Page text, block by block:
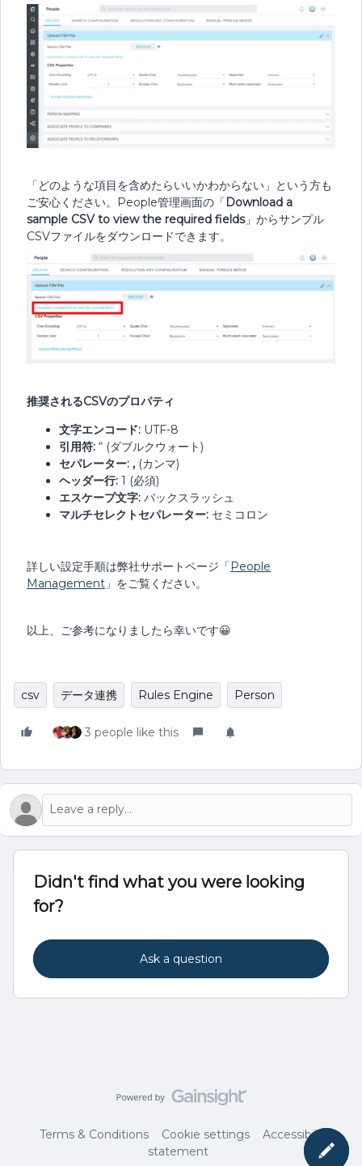
「どのような項目を含めたらいいかわからない」という方も
ご安心ください。People管理画面の「 Download a
sample CSV to view the required fields」からサンプル
CSVファイルをダウンロードできます。
推奨されるCSVのプロパティ
文字エンコード: UTF-8
引用符: “ (ダブルクウォート)
セパレーター: , (カンマ)
ヘッダー行: 1 (必須)
エスケープ文字: バックスラッシュ
マルチセレクトセパレーター: セミコロン
詳しい設定手順は弊社サポートページ「People
Management 」をご覧ください。
以上、ご参考になりましたら幸いです😀
csv データ連携 Rules Engine Person
3 people like this
Didn't find what you were looking
for?
Ask a question
Terms & Conditions Cookie settings
Accessibility
statement